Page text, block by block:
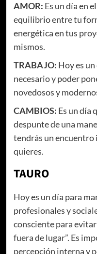
AMOR: Es un día en
equilibrio entre tu
energética en tus
mismos.
TRABAJO: Hoy es
necesario y poder
novedosos y
CAMBIOS: Es un día
despunte de una
tendrás un encuentro
quieres.
TAURO
Hoy es un día para
profesionales y
consciente para
fuera de lugar”. Es
percepción interna y